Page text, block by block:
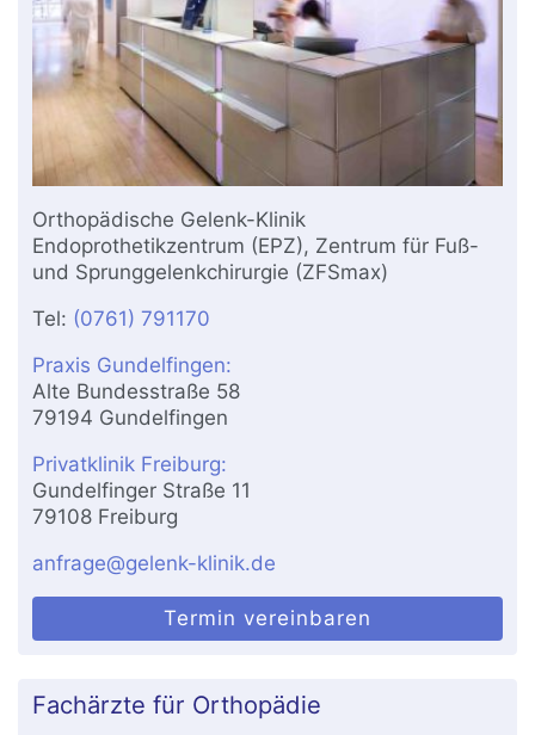
Orthopädische Gelenk-Klinik
Endoprothetikzentrum (EPZ), Zentrum für Fuß-
und Sprunggelenkchirurgie (ZFSmax)
Tel: (0761) 791170
Praxis Gundelfingen:
Alte Bundesstraße 58
79194 Gundelfingen
Privatklinik Freiburg:
Gundelfinger Straße 11
79108 Freiburg
anfrage@gelenk-klinik.de
Termin vereinbaren
Fachärzte für Orthopädie